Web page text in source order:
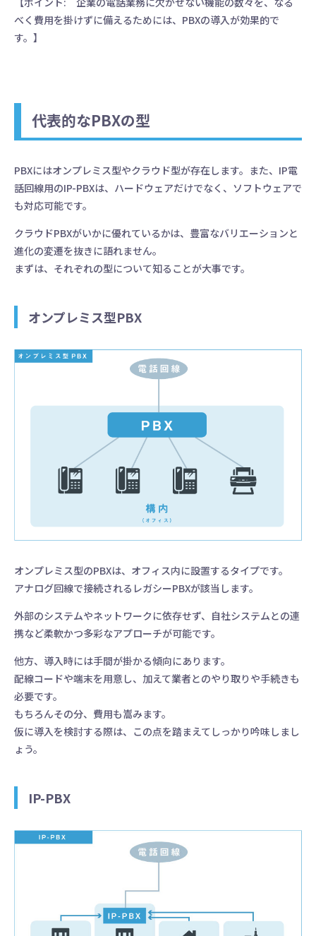
べく費用を掛けずに備えるためには、PBXの導入が効果的で
す。】
代表的なPBXの型
PBXにはオンプレミス型やクラウド型が存在します。また、IP電
話回線用のIP-PBXは、ハードウェアだけでなく、ソフトウェアで
も対応可能です。
クラウドPBXがいかに優れているかは、豊富なバリエーションと
進化の変遷を抜きに語れません。
まずは、それぞれの型について知ることが大事です。
オンプレミス型PBX
オンプレミス型のPBXは、オフィス内に設置するタイプです。
アナログ回線で接続されるレガシーPBXが該当します。
外部のシステムやネットワークに依存せず、自社システムとの連
携など柔軟かつ多彩なアプローチが可能です。
他方、導入時には手間が掛かる傾向にあります。
配線コードや端末を用意し、加えて業者とのやり取りや手続きも
必要です。
もちろんその分、費用も嵩みます。
仮に導入を検討する際は、この点を踏まえてしっかり吟味しまし
ょう。
IP-PBX